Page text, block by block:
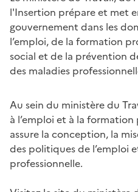
l'Insertion prépare et met
gouvernement dans les
l’emploi, de la formation
social et de la prévention
des maladies
Au sein du ministère du
à l’emploi et à la formation
assure la conception, la
des politiques de l’emploi
professionnelle.